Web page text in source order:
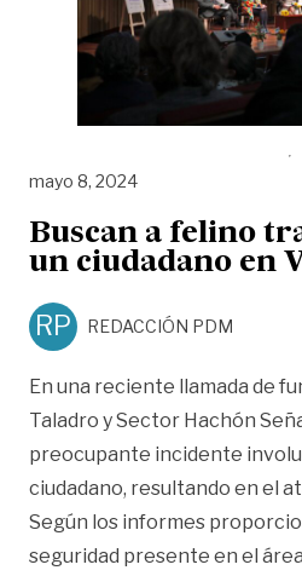
mayo 8, 2024
Buscan a felino
un ciudadano en
RP REDACCIÓN PDM
En una reciente llamada de
Taladro y Sector Hachón
preocupante incidente
ciudadano, resultando en el
Según los informes
seguridad presente en el